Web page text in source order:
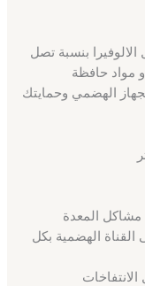
بنسبة تصل
الهضمي وحمايتك
المعدة
القناة الهضمية بكل